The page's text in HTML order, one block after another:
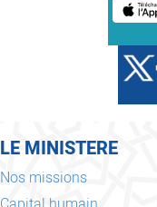
LE MINISTERE
Nos missions